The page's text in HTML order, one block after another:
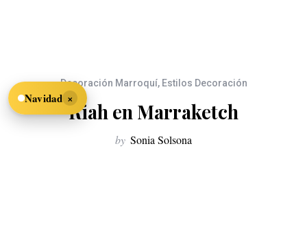
Decoración Marroquí, Estilos Decoración
Riah en Marraketch
by Sonia Solsona
Navidad ×